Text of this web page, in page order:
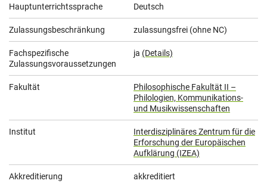
Hauptunterrichtssprache Deutsch
Zulassungsbeschränkung zulassungsfrei (ohne NC)
Fachspezifische
Zulassungsvoraussetzungen
ja (Details)
Fakultät
Philosophische Fakultät II –
Philologien, Kommunikations-
und Musikwissenschaften
Institut
Interdisziplinäres Zentrum für die
Erforschung der Europäischen
Aufklärung (IZEA)
Akkreditierung akkreditiert